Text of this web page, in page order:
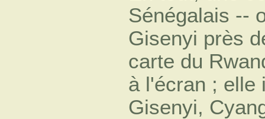
Sénégalais --
Gisenyi près
carte du
à l'écran ; elle
Gisenyi,